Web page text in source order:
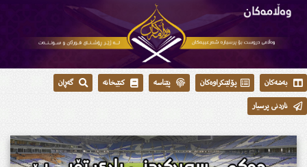
بەشەکان پۆلێنکراوەکان پێناسە کتێبخانە
گەڕان
ناردنی پرسیار